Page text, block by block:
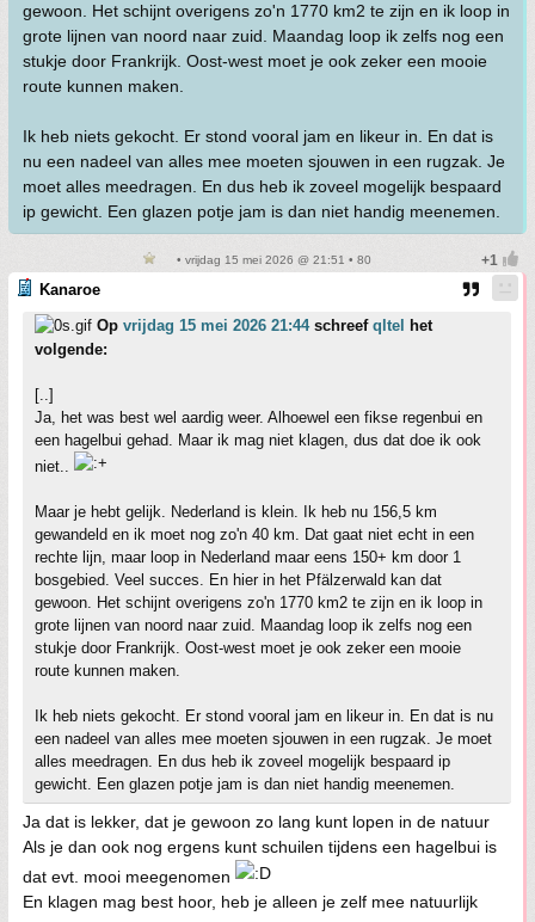
gewoon. Het schijnt overigens zo'n 1770 km2 te zijn en ik loop in
grote lijnen van noord naar zuid. Maandag loop ik zelfs nog een
stukje door Frankrijk. Oost-west moet je ook zeker een mooie
route kunnen maken.
Ik heb niets gekocht. Er stond vooral jam en likeur in. En dat is
nu een nadeel van alles mee moeten sjouwen in een rugzak. Je
moet alles meedragen. En dus heb ik zoveel mogelijk bespaard
ip gewicht. Een glazen potje jam is dan niet handig meenemen.
• vrijdag 15 mei 2026 @ 21:51 • 80
Kanaroe
Op vrijdag 15 mei 2026 21:44schreef qltel
het
volgende:
[..]
Ja, het was best wel aardig weer. Alhoewel een fikse regenbui en
een hagelbui gehad. Maar ik mag niet klagen, dus dat doe ik ook
niet..
Maar je hebt gelijk. Nederland is klein. Ik heb nu 156,5 km
gewandeld en ik moet nog zo'n 40 km. Dat gaat niet echt in een
rechte lijn, maar loop in Nederland maar eens 150+ km door 1
bosgebied. Veel succes. En hier in het Pfälzerwald kan dat
gewoon. Het schijnt overigens zo'n 1770 km2 te zijn en ik loop in
grote lijnen van noord naar zuid. Maandag loop ik zelfs nog een
stukje door Frankrijk. Oost-west moet je ook zeker een mooie
route kunnen maken.
Ik heb niets gekocht. Er stond vooral jam en likeur in. En dat is nu
een nadeel van alles mee moeten sjouwen in een rugzak. Je moet
alles meedragen. En dus heb ik zoveel mogelijk bespaard ip
gewicht. Een glazen potje jam is dan niet handig meenemen.
Ja dat is lekker, dat je gewoon zo lang kunt lopen in de natuur
Als je dan ook nog ergens kunt schuilen tijdens een hagelbui is
dat evt. mooi meegenomen
En klagen mag best hoor, heb je alleen je zelf mee natuurlijk